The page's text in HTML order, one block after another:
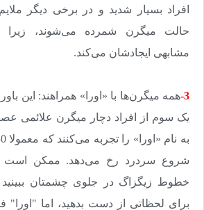
افراد بسیار شدید و در برخی دیگر
حالت میگرن شمرده می‌شوند، زیرا
مشابهی ایجادشان می‌کند.
3- همه میگرن‌ها با «اورا» همراهند: این
یک سوم از افراد دچار میگرن علائمی
شروع سردرد رخ می‌دهد. ممکن است
خطوط زیگزاگ در جلوی چشمتان ببینید
برای لحظاتی از دست بدهید، اما